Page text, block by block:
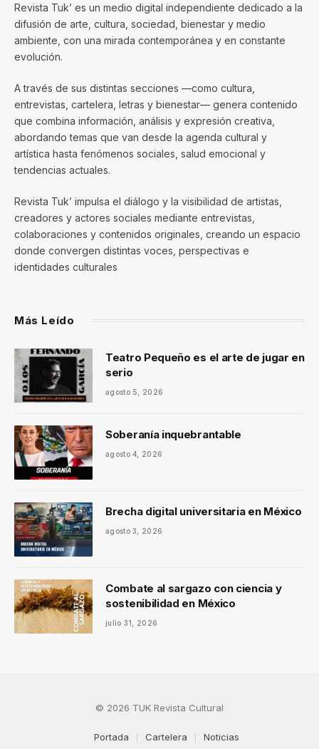
Revista Tuk’ es un medio digital independiente dedicado a la
difusión de arte, cultura, sociedad, bienestar y medio
ambiente, con una mirada contemporánea y en constante
evolución.
A través de sus distintas secciones —como cultura,
entrevistas, cartelera, letras y bienestar— genera contenido
que combina información, análisis y expresión creativa,
abordando temas que van desde la agenda cultural y
artística hasta fenómenos sociales, salud emocional y
tendencias actuales.
Revista Tuk’ impulsa el diálogo y la visibilidad de artistas,
creadores y actores sociales mediante entrevistas,
colaboraciones y contenidos originales, creando un espacio
donde convergen distintas voces, perspectivas e
identidades culturales
Más Leído
Teatro Pequeño es el arte de jugar en
serio
agosto 5, 2026
Soberanía inquebrantable
agosto 4, 2026
Brecha digital universitaria en México
agosto 3, 2026
Combate al sargazo con ciencia y
sostenibilidad en México
julio 31, 2026
© 2026 TUK Revista Cultural
Portada Cartelera Noticias